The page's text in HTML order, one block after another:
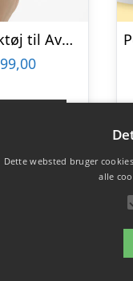
Multiværktøj til Avocadoer
99,00
Dette websted bruger
alle